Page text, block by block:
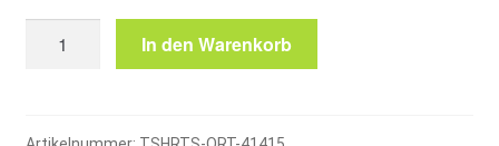
In den Warenkorb